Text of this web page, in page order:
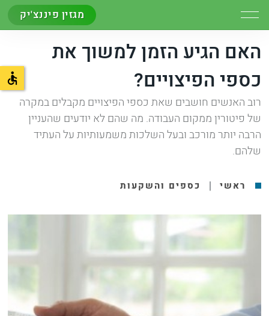
מגזין פיננצ'יק
האם הגיע הזמן למשוך את
כספי הפיצויים?
רוב האנשים חושבים שאת כספי הפיצויים מקבלים במקרה
של פיטורין ממקום העבודה. מה שהם לא יודעים שהעניין
הרבה יותר מורכב ובעל השלכות משמעותיות על העתיד
שלהם.
ראשי | כספים והשקעות